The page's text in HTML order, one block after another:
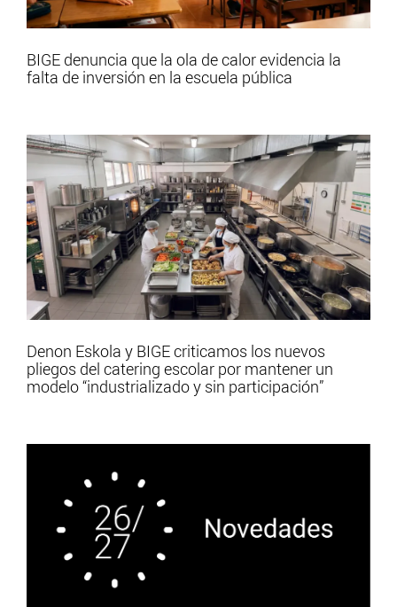
BIGE denuncia que la ola de calor evidencia la
falta de inversión en la escuela pública
Denon Eskola y BIGE criticamos los nuevos
pliegos del catering escolar por mantener un
modelo “industrializado y sin participación”